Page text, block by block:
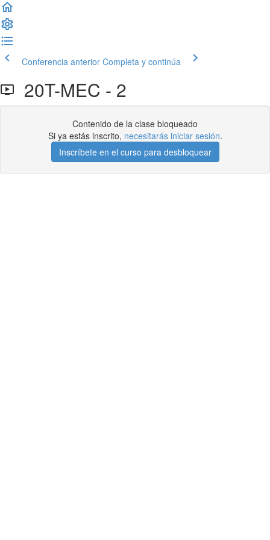
Conferencia anterior Completa y continúa
20T-MEC - 2
Contenido de la clase bloqueado
Si ya estás inscrito, necesitarás iniciar sesión.
Inscríbete en el curso para desbloquear